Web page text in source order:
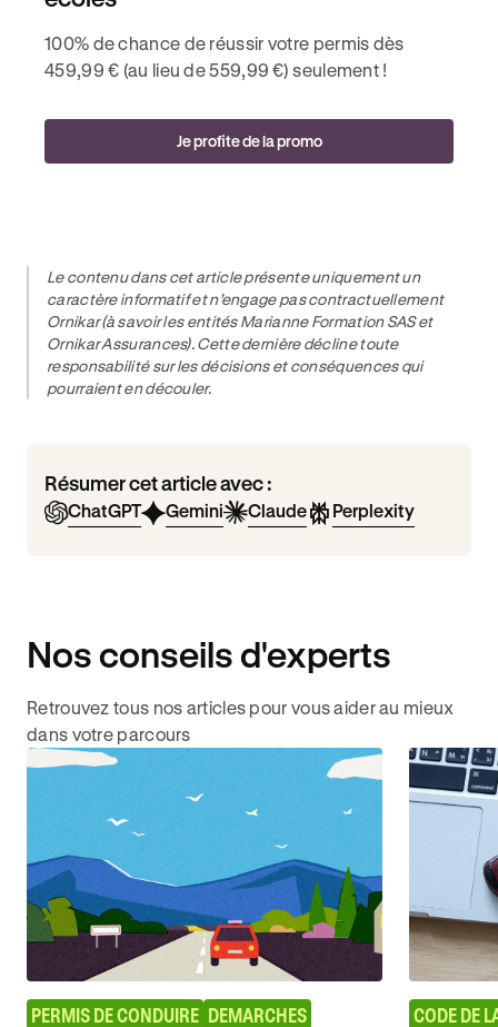
100% de chance de réussir votre permis dès
459,99 € (au lieu de 559,99 €) seulement !
Je profite de la promo
Le contenu dans cet article présente uniquement un
caractère informatif et n’engage pas contractuellement
Ornikar (à savoir les entités Marianne Formation SAS et
Ornikar Assurances). Cette dernière décline toute
responsabilité sur les décisions et conséquences qui
pourraient en découler.
Résumer cet article avec :
ChatGPT Gemini Claude Perplexity
Nos conseils d'experts
Retrouvez tous nos articles pour vous aider au mieux
dans votre parcours
PERMIS DE CONDUIRE DEMARCHES
CODE DE